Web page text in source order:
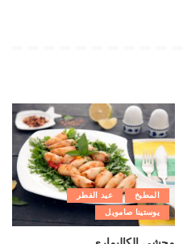
المطبخ
عيد الفطر
يوستينا صامويل